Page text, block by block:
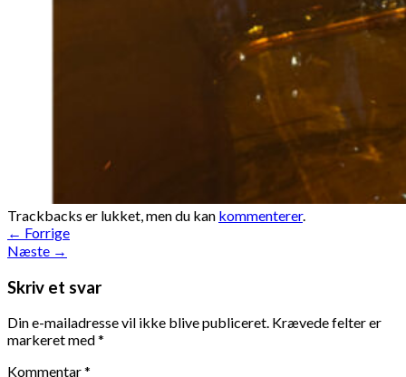
Trackbacks er lukket, men du kan kommenterer.
← Forrige
Næste →
Skriv et svar
Din e-mailadresse vil ikke blive publiceret. Krævede felter er
markeret med*
Kommentar*